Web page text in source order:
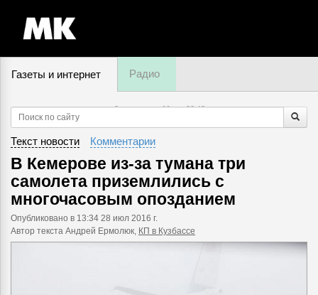
Газеты и интернет Радио
8 августа, суббота,22:43
Текст новости Комментарии
В Кемерове из-за тумана три
самолета приземлились с
многочасовым опозданием
Опубликовано в 13:34 28 июл 2016 г.
Автор текста Андрей Ермолюк, КП в Кузбассе